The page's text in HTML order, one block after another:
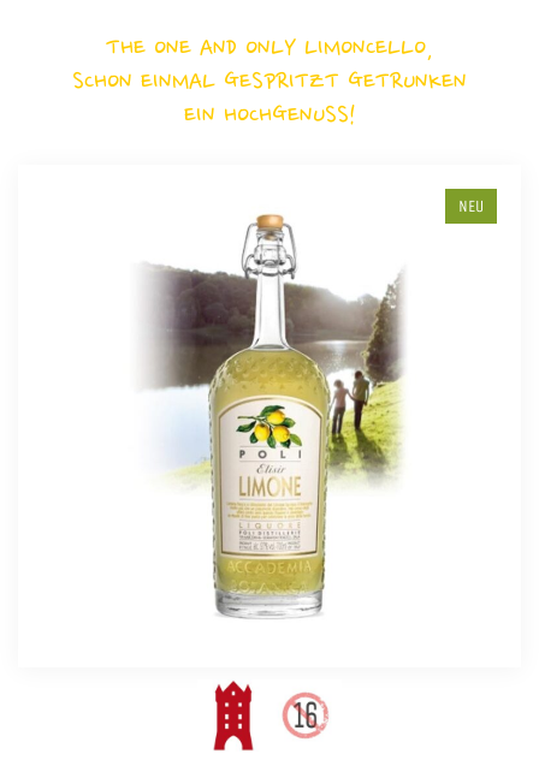
THE ONE AND ONLY LIMONCELLO,
SCHON EINMAL GESPRITZT GETRUNKEN
EIN HOCHGENUSS!
NEU